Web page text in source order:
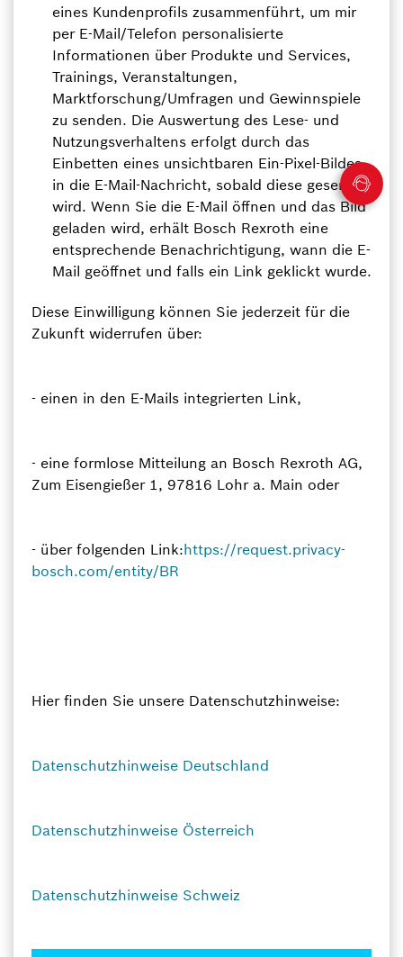
eines Kundenprofils zusammenführt, um mir
per E-Mail/Telefon personalisierte
Informationen über Produkte und Services,
Trainings, Veranstaltungen,
Marktforschung/Umfragen und Gewinnspiele
zu senden. Die Auswertung des Lese- und
Nutzungsverhaltens erfolgt durch das
Einbetten eines unsichtbaren Ein-Pixel-Bildes
in die E-Mail-Nachricht, sobald diese gesendet
wird. Wenn Sie die E-Mail öffnen und das Bild
geladen wird, erhält Bosch Rexroth eine
entsprechende Benachrichtigung, wann die E-
Mail geöffnet und falls ein Link geklickt wurde.
Diese Einwilligung können Sie jederzeit für die
Zukunft widerrufen über:
- einen in den E-Mails integrierten Link,
- eine formlose Mitteilung an Bosch Rexroth AG,
Zum Eisengießer 1, 97816 Lohr a. Main oder
- über folgenden Link:https://request.privacy-
bosch.com/entity/BR
Hier finden Sie unsere Datenschutzhinweise:
Datenschutzhinweise Deutschland
Datenschutzhinweise Österreich
Datenschutzhinweise Schweiz